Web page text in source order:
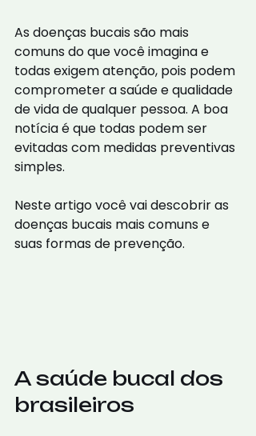
As doenças bucais são mais
comuns do que você imagina e
todas exigem atenção, pois podem
comprometer a saúde e qualidade
de vida de qualquer pessoa. A boa
notícia é que todas podem ser
evitadas com medidas preventivas
simples.
Neste artigo você vai descobrir as
doenças bucais mais comuns e
suas formas de prevenção.
A saúde bucal dos
brasileiros